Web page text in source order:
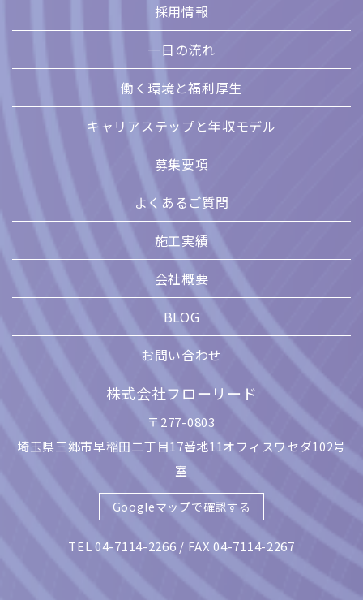
採用情報
一日の流れ
働く環境と福利厚生
キャリアステップと年収モデル
募集要項
よくあるご質問
施工実績
会社概要
BLOG
お問い合わせ
株式会社フローリード
〒277-0803
埼玉県三郷市早稲田二丁目17番地11オフィスワセダ102号
室
Googleマップで確認する
TEL 04-7114-2266 / FAX 04-7114-2267